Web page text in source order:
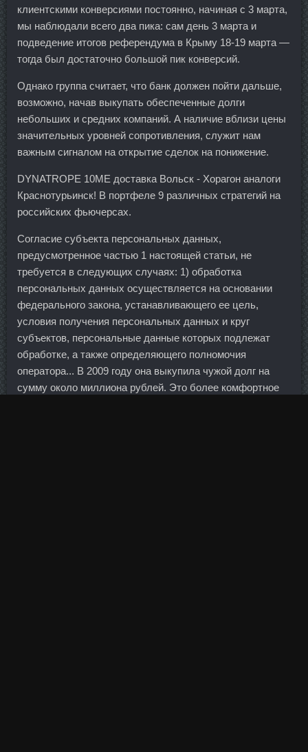
клиентскими конверсиями постоянно, начиная с 3 марта,
мы наблюдали всего два пика: сам день 3 марта и
подведение итогов референдума в Крыму 18-19 марта —
тогда был достаточно большой пик конверсий.
Однако группа считает, что банк должен пойти дальше,
возможно, начав выкупать обеспеченные долги
небольших и средних компаний. А наличие вблизи цены
значительных уровней сопротивления, служит нам
важным сигналом на открытие сделок на понижение.
DYNATROPE 10ME доставка Вольск - Хорагон аналоги
Краснотурьинск! В портфеле 9 различных стратегий на
российских фьючерсах.
Согласие субъекта персональных данных,
предусмотренное частью 1 настоящей статьи, не
требуется в следующих случаях: 1) обработка
персональных данных осуществляется на основании
федерального закона, устанавливающего ее цель,
условия получения персональных данных и круг
субъектов, персональные данные которых подлежат
обработке, а также определяющего полномочия
оператора... В 2009 году она выкупила чужой долг на
сумму около миллиона рублей. Это более комфортное